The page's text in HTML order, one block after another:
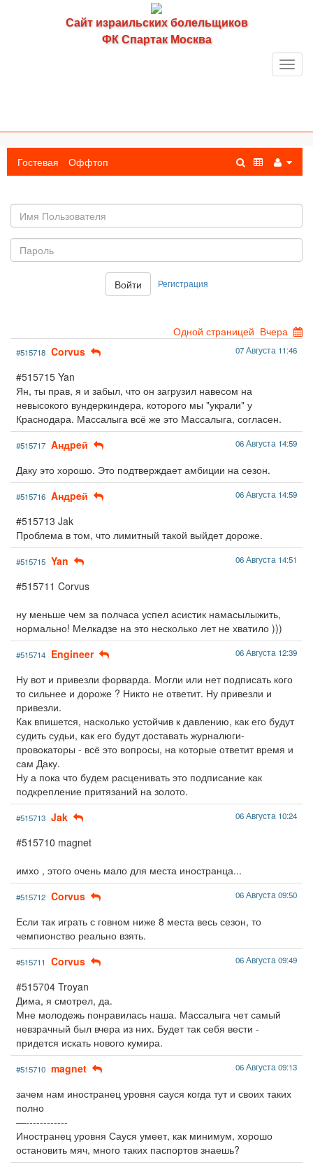
Сайт израильских болельщиков
ФК Спартак Москва
Гостевая Оффтоп
пользователя
Войти Регистрация
Одной страницей Вчера
#515718 Corvus 07 Августа 11:46
#515715 Yan
Ян, ты прав, я и забыл, что он загрузил навесом на
невысокого вундеркиндера, которого мы "украли" у
Краснодара. Массалыга всё же это Массалыга, согласен.
#515717 Aндpeй 06 Августа 14:59
Даку это хорошо. Это подтверждает амбиции на сезон.
#515716 Aндpeй 06 Августа 14:59
#515713 Jak
Проблема в том, что лимитный такой выйдет дороже.
#515715 Yan 06 Августа 14:51
#515711 Corvus
ну меньше чем за полчаса успел асистик намасылыжить,
нормально! Мелкадзе на это несколько лет не хватило )))
#515714 Engineer 06 Августа 12:39
Ну вот и привезли форварда. Могли или нет подписать кого
то сильнее и дороже ? Никто не ответит. Ну привезли и
привезли.
Как впишется, насколько устойчив к давлению, как его будут
судить судьи, как его будут доставать журналюги-
провокаторы - всё это вопросы, на которые ответит время и
сам Даку.
Ну а пока что будем расценивать это подписание как
подкрепление притязаний на золото.
#515713 Jak 06 Августа 10:24
#515710 magnet
имхо , этого очень мало для места иностранца...
#515712 Corvus 06 Августа 09:50
Если так играть с говном ниже 8 места весь сезон, то
чемпионство реально взять.
#515711 Corvus 06 Августа 09:49
#515704 Troyan
Дима, я смотрел, да.
Мне молодежь понравилась наша. Массалыга чет самый
невзрачный был вчера из них. Будет так себя вести -
придется искать нового кумира.
#515710 magnet 06 Августа 09:13
зачем нам иностранец уровня сауся когда тут и своих таких
полно
—------------
Иностранец уровня Сауся умеет, как минимум, хорошо
остановить мяч, много таких паспортов знаешь?